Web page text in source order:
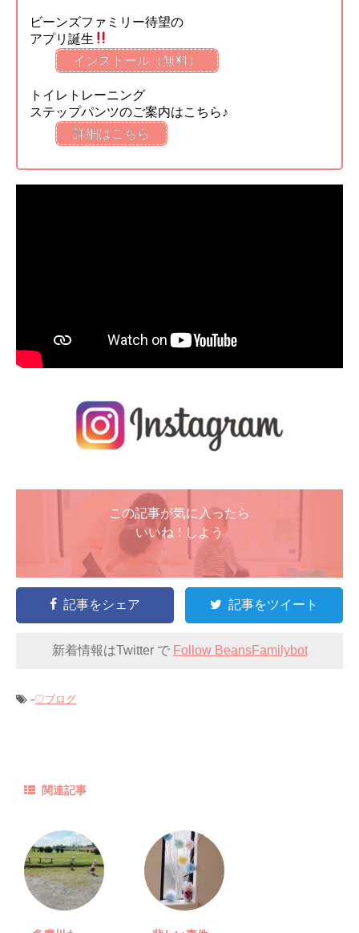
ビーンズファミリー待望の
アプリ誕生
インストール（無料）
トイレトレーニング
ステップパンツのご案内はこちら♪
詳細はこちら
この記事が気に入ったら
いいね ! しよう
記事をシェア 記事をツイート
新着情報はTwitter で Follow BeansFamilybot
-♡ブログ
関連記事